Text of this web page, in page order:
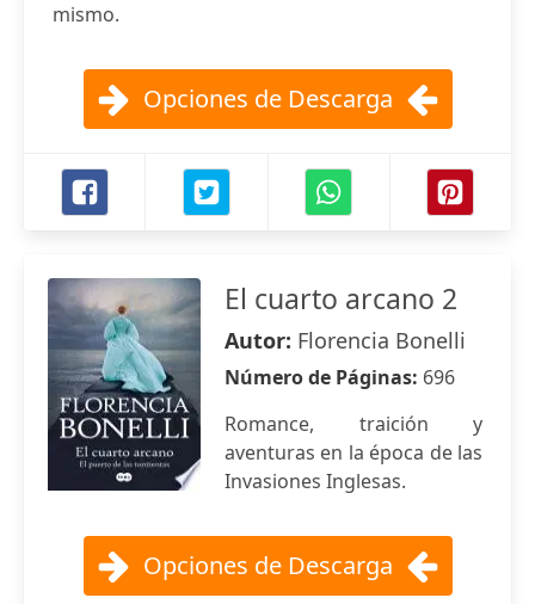
mismo.
Opciones de Descarga
El cuarto arcano 2
Autor: Florencia Bonelli
Número de Páginas: 696
Romance, traición y
aventuras en la época de las
Invasiones Inglesas.
Opciones de Descarga